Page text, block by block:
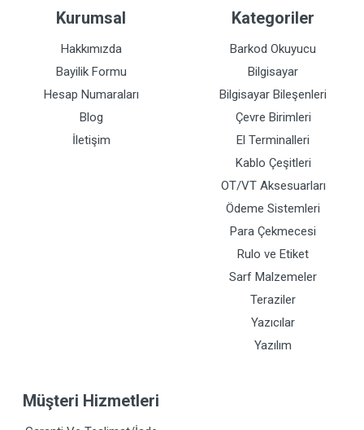
Kurumsal
Hakkımızda
Bayilik Formu
Hesap Numaraları
Blog
İletişim
Kategoriler
Barkod Okuyucu
Bilgisayar
Bilgisayar Bileşenleri
Çevre Birimleri
El Terminalleri
Kablo Çeşitleri
OT/VT Aksesuarları
Ödeme Sistemleri
Para Çekmecesi
Rulo ve Etiket
Sarf Malzemeler
Teraziler
Yazıcılar
Yazılım
Müşteri Hizmetleri